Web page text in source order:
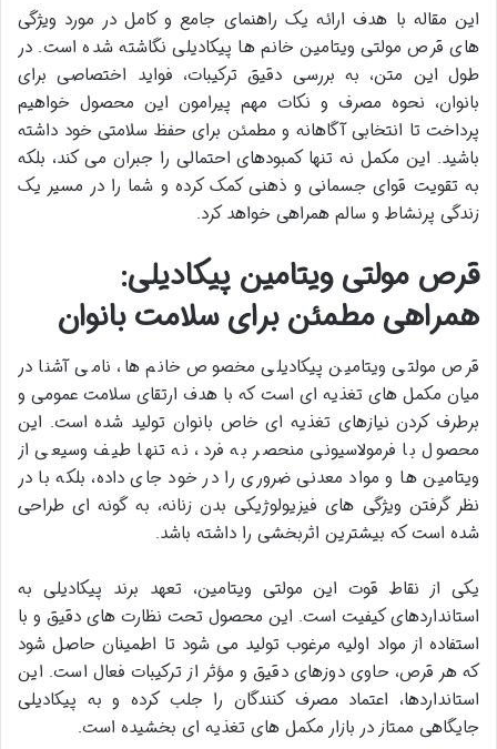
این مقاله با هدف ارائه یک راهنمای جامع و کامل در مورد ویژگی
های قرص مولتی ویتامین خانم ها پیکادیلی نگاشته شده است. در
طول این متن، به بررسی دقیق ترکیبات، فواید اختصاصی برای
بانوان، نحوه مصرف و نکات مهم پیرامون این محصول خواهیم
پرداخت تا انتخابی آگاهانه و مطمئن برای حفظ سلامتی خود داشته
باشید. این مکمل نه تنها کمبودهای احتمالی را جبران می کند، بلکه
به تقویت قوای جسمانی و ذهنی کمک کرده و شما را در مسیر یک
زندگی پرنشاط و سالم همراهی خواهد کرد.
قرص مولتی ویتامین پیکادیلی:
همراهی مطمئن برای سلامت بانوان
قرص مولتی ویتامین پیکادیلی مخصوص خانم ها، نامی آشنا در
میان مکمل های تغذیه ای است که با هدف ارتقای سلامت عمومی و
برطرف کردن نیازهای تغذیه ای خاص بانوان تولید شده است. این
محصول با فرمولاسیونی منحصر به فرد، نه تنها طیف وسیعی از
ویتامین ها و مواد معدنی ضروری را در خود جای داده، بلکه با در
نظر گرفتن ویژگی های فیزیولوژیکی بدن زنانه، به گونه ای طراحی
شده است که بیشترین اثربخشی را داشته باشد.
یکی از نقاط قوت این مولتی ویتامین، تعهد برند پیکادیلی به
استانداردهای کیفیت است. این محصول تحت نظارت های دقیق و با
استفاده از مواد اولیه مرغوب تولید می شود تا اطمینان حاصل شود
که هر قرص، حاوی دوزهای دقیق و مؤثر از ترکیبات فعال است. این
استانداردها، اعتماد مصرف کنندگان را جلب کرده و به پیکادیلی
جایگاهی ممتاز در بازار مکمل های تغذیه ای بخشیده است.